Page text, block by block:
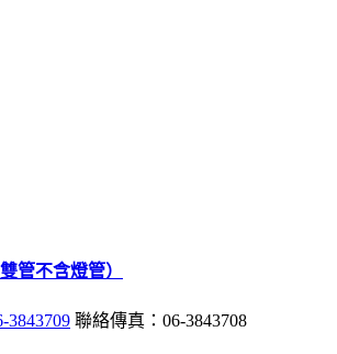
管不含燈管）
3843709 聯絡傳真：06-3843708